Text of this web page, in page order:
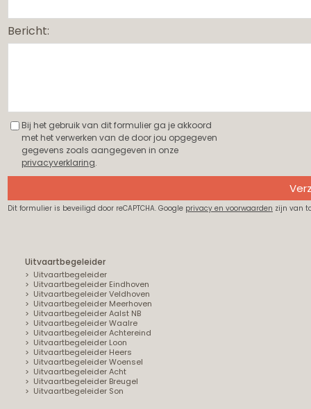
Bericht:
Bij het gebruik van dit formulier ga je akkoord
met het verwerken van de door jou opgegeven
gegevens zoals aangegeven in onze
privacyverklaring.
Dit formulier is beveiligd door reCAPTCHA. Google privacy en voorwaarden zijn van
Uitvaartbegeleider
Uitvaartbegeleider
Uitvaartbegeleider Eindhoven
Uitvaartbegeleider Veldhoven
Uitvaartbegeleider Meerhoven
Uitvaartbegeleider Aalst NB
Uitvaartbegeleider Waalre
Uitvaartbegeleider Achtereind
Uitvaartbegeleider Loon
Uitvaartbegeleider Heers
Uitvaartbegeleider Woensel
Uitvaartbegeleider Acht
Uitvaartbegeleider Breugel
Uitvaartbegeleider Son